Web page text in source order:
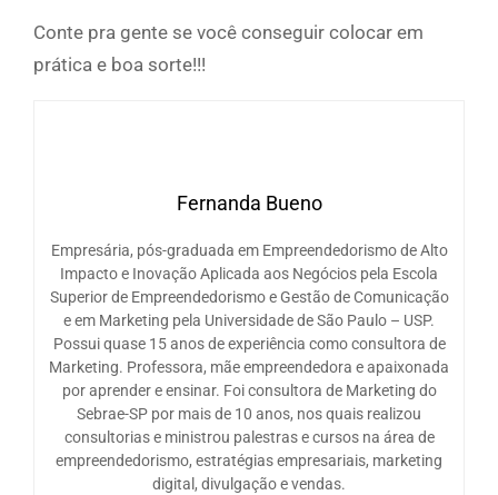
Conte pra gente se você conseguir colocar em
prática e boa sorte!!!
Fernanda Bueno
Empresária, pós-graduada em Empreendedorismo de Alto
Impacto e Inovação Aplicada aos Negócios pela Escola
Superior de Empreendedorismo e Gestão de Comunicação
e em Marketing pela Universidade de São Paulo – USP.
Possui quase 15 anos de experiência como consultora de
Marketing. Professora, mãe empreendedora e apaixonada
por aprender e ensinar. Foi consultora de Marketing do
Sebrae-SP por mais de 10 anos, nos quais realizou
consultorias e ministrou palestras e cursos na área de
empreendedorismo, estratégias empresariais, marketing
digital, divulgação e vendas.